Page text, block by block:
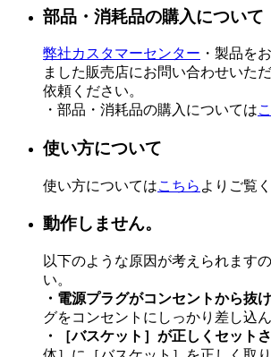
部品・消耗品の購入について
弊社カスタマーセンター ・製品を
ました販売店にお問い合わせいた
依頼ください。
・部品・消耗品の購入については
使い方について
使い方についてはこちら よりご覧
動作しません。
以下のような原因が考えられます
い。
・電源プラグがコンセントから抜
グをコンセントにしっかり差し込ん
・［バスケット］が正しくセット